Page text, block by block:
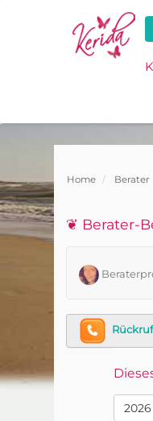
Home Berater
❦ Berater-
Rückruf
2026